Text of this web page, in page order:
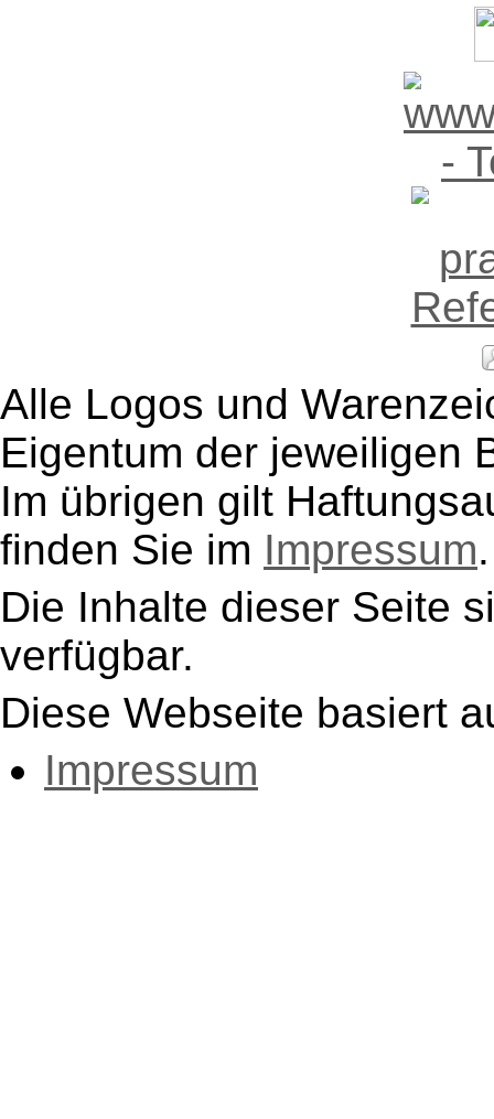
Alle Logos und
Eigentum der jeweiligen
Im übrigen gilt
finden Sie im Impressum.
Die Inhalte dieser Seite
verfügbar.
Diese Webseite basiert
Impressum